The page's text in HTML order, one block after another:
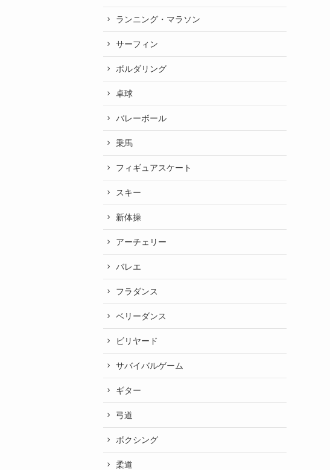
ランニング・マラソン
サーフィン
ボルダリング
卓球
バレーボール
乗馬
フィギュアスケート
スキー
新体操
アーチェリー
バレエ
フラダンス
ベリーダンス
ビリヤード
サバイバルゲーム
ギター
弓道
ボクシング
柔道